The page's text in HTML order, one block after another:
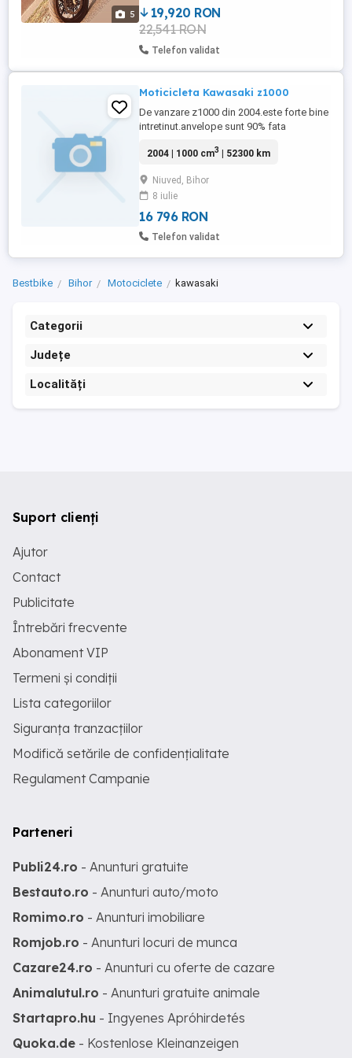
5
19,920 RON
22,541 RON
Telefon validat
Moticicleta Kawasaki z1000
De vanzare z1000 din 2004.este forte bine
intretinut.anvelope sunt 90% fata
trecut,placutele de frana 90% fata
ulei fost facut anu trecut parcurs max
3000 de km.(recomand un schimb de
ulei)lichid de frana ,antigel inlocuit anu ...
2004 | 1000 cm3 | 52300 km
Niuved, Bihor
8 iulie
16 796 RON
Telefon validat
Bestbike Bihor Motociclete kawasaki
Categorii
Județe
Localități
Suport clienți
Ajutor
Contact
Publicitate
Întrebări frecvente
Abonament VIP
Termeni și condiții
Lista categoriilor
Siguranța tranzacțiilor
Modifică setările de confidențialitate
Regulament Campanie
Parteneri
Publi24.ro - Anunturi gratuite
Bestauto.ro - Anunturi auto/moto
Romimo.ro - Anunturi imobiliare
Romjob.ro - Anunturi locuri de munca
Cazare24.ro - Anunturi cu oferte de cazare
Animalutul.ro - Anunturi gratuite animale
Startapro.hu - Ingyenes Apróhirdetés
Quoka.de - Kostenlose Kleinanzeigen